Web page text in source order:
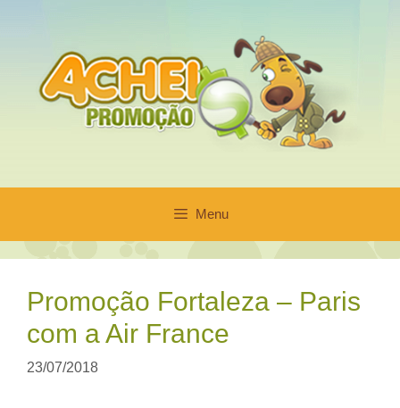
conteúdo
Menu
Promoção Fortaleza – Paris
com a Air France
23/07/2018